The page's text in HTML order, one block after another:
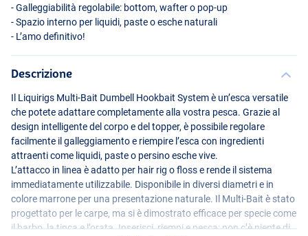
- Galleggiabilità regolabile: bottom, wafter o pop-up
- Spazio interno per liquidi, paste o esche naturali
- L’amo definitivo!
Descrizione
Il Liquirigs Multi-Bait Dumbell Hookbait System è un’esca versatile
che potete adattare completamente alla vostra pesca. Grazie al
design intelligente del corpo e del topper, è possibile regolare
facilmente il galleggiamento e riempire l’esca con ingredienti
attraenti come liquidi, paste o persino esche vive.
L’attacco in linea è adatto per hair rig o floss e rende il sistema
immediatamente utilizzabile. Disponibile in diversi diametri e in
colore marrone per una presentazione naturale. Il Multi-Bait è stato
progettato per le carpe, ma si è dimostrato efficace per specie come
il barbo, la tinca e l’orata. Inserisci, riempi e pesca: non c’è niente di